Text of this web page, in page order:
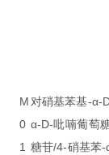
M
0
1
对硝基苯基-α-
α-D-吡喃葡萄
糖苷/4-硝基苯